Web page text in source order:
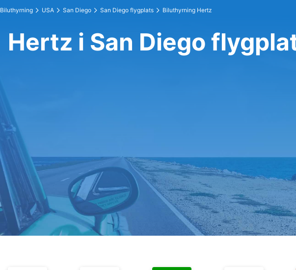
Biluthyrning USA San Diego San Diego flygplats Biluthyrning Hertz
Hertz i San Diego